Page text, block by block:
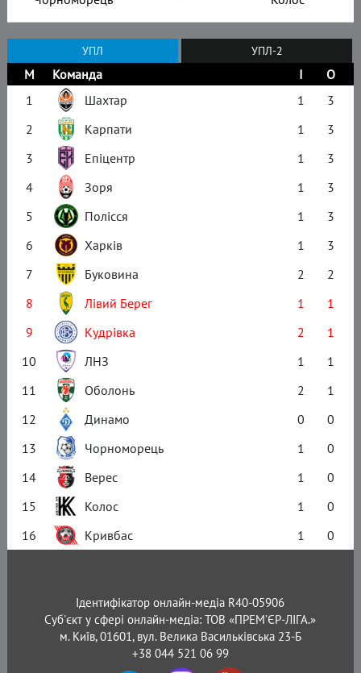
УПЛ УПЛ-2
М Команда І
О
1
Шахтар 1
3
2
Карпати 1
3
3
Епіцентр 1
3
4
Зоря 1
3
5
Полісся 1
3
6
Харків 1
3
7
Буковина 2
2
8
Лівий Берег 1
1
9
Кудрівка 2
1
10
ЛНЗ 1
1
11
Оболонь 2
1
12
Динамо 0
0
13
Чорноморець 1
0
14
Верес 1
0
15
Колос 1
0
16
Кривбас 1 0
Ідентифікатор онлайн-медіа R40-05906
Суб'єкт у сфері онлайн-медіа: ТОВ «ПРЕМ’ЄР-ЛІГА.»
м. Київ, 01601, вул. Велика Васильківська 23-Б
+38 044 521 06 99